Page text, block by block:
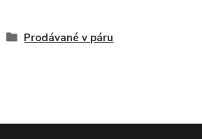
Prodávané v páru